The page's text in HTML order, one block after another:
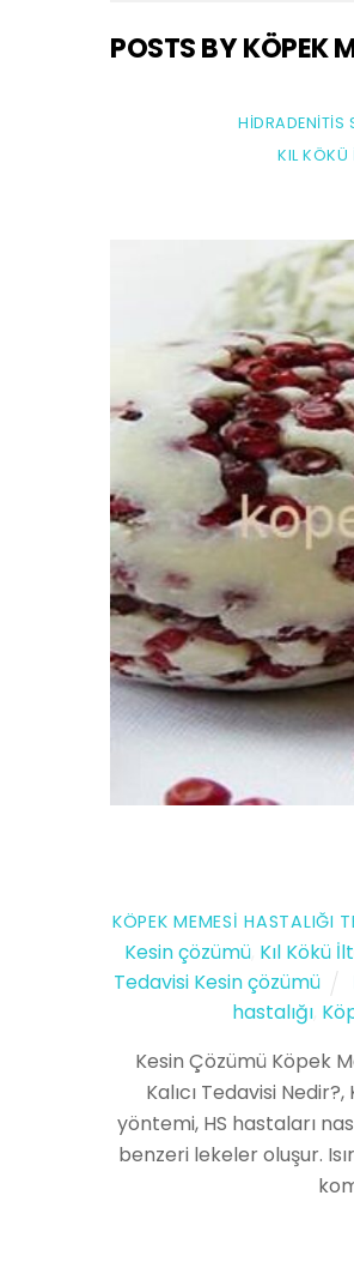
POSTS BY KÖPEK
HIDRADENITIS
KIL KÖKÜ
KÖPEK MEMESI HASTALIĞI
Kesin çözümü Kıl Kökü
Tedavisi Kesin çözümü
hastalığı,
Kesin Çözümü Köpek
Kalıcı Tedavisi
yöntemi, HS hastaları
benzeri lekeler oluşur.